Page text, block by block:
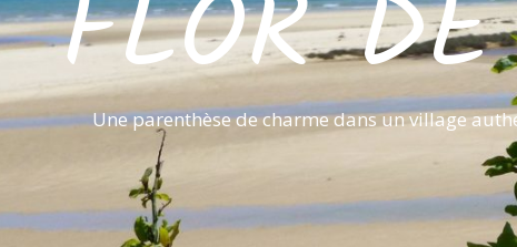
FLOR
Une parenthèse de charme dans un village